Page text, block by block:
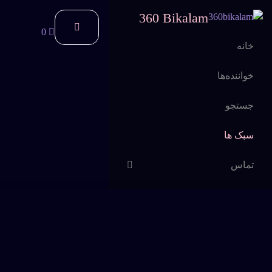
360 Bikalam
خانه
خواننده‌ها
جستجو
سبک ها
تماس
0